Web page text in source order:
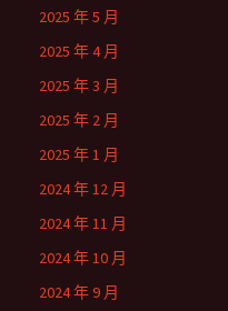
2025 年 5 月
2025 年 4 月
2025 年 3 月
2025 年 2 月
2025 年 1 月
2024 年 12 月
2024 年 11 月
2024 年 10 月
2024 年 9 月